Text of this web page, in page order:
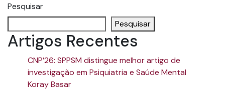
Pesquisar
Pesquisar
Artigos Recentes
CNP’26: SPPSM distingue melhor artigo de
investigação em Psiquiatria e Saúde Mental
Koray Basar